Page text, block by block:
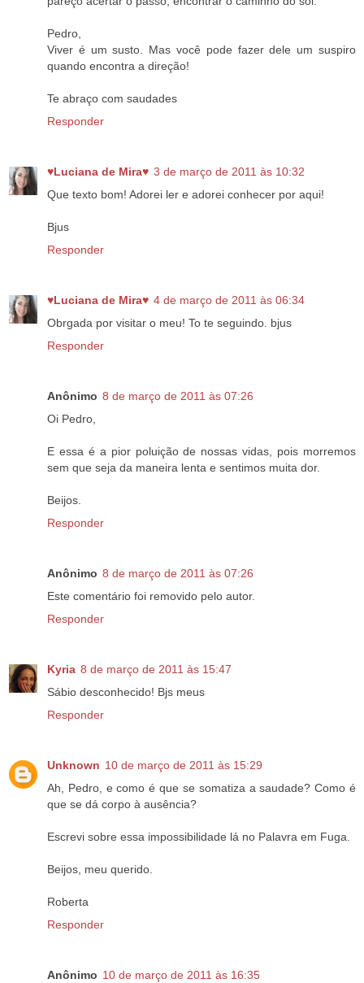
Pedro,
Viver é um susto. Mas você pode fazer dele um suspiro
quando encontra a direção!
Te abraço com saudades
Responder
♥Luciana de Mira♥ 3 de março de 2011 às 10:32
Que texto bom! Adorei ler e adorei conhecer por aqui!
Bjus
Responder
♥Luciana de Mira♥ 4 de março de 2011 às 06:34
Obrgada por visitar o meu! To te seguindo. bjus
Responder
Anônimo 8 de março de 2011 às 07:26
Oi Pedro,
E essa é a pior poluição de nossas vidas, pois morremos
sem que seja da maneira lenta e sentimos muita dor.
Beijos.
Responder
Anônimo 8 de março de 2011 às 07:26
Este comentário foi removido pelo autor.
Responder
Kyria 8 de março de 2011 às 15:47
Sábio desconhecido! Bjs meus
Responder
Unknown 10 de março de 2011 às 15:29
Ah, Pedro, e como é que se somatiza a saudade? Como é
que se dá corpo à ausência?
Escrevi sobre essa impossibilidade lá no Palavra em Fuga.
Beijos, meu querido.
Roberta
Responder
Anônimo 10 de março de 2011 às 16:35